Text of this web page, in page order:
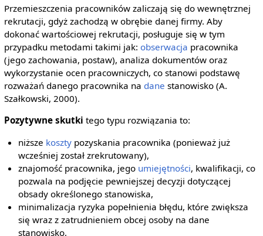
Przemieszczenia pracowników zaliczają się do wewnętrznej
rekrutacji, gdyż zachodzą w obrębie danej firmy. Aby
dokonać wartościowej rekrutacji, posługuje się w tym
przypadku metodami takimi jak: obserwacja pracownika
(jego zachowania, postaw), analiza dokumentów oraz
wykorzystanie ocen pracowniczych, co stanowi podstawę
rozważań danego pracownika na dane stanowisko (A.
Szałkowski, 2000).
Pozytywne skutki tego typu rozwiązania to:
niższe koszty pozyskania pracownika (ponieważ już
wcześniej został zrekrutowany),
znajomość pracownika, jego umiejętności, kwalifikacji, co
pozwala na podjęcie pewniejszej decyzji dotyczącej
obsady określonego stanowiska,
minimalizacja ryzyka popełnienia błędu, które zwiększa
się wraz z zatrudnieniem obcej osoby na dane
stanowisko,